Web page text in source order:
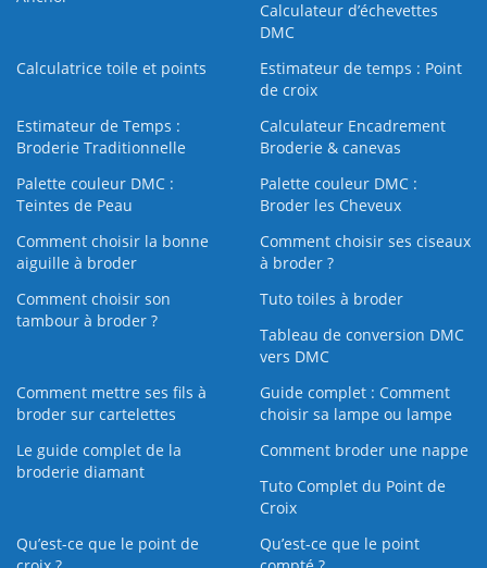
Calculateur d’échevettes
DMC
Calculatrice toile et points
Estimateur de temps : Point
de croix
Estimateur de Temps :
Broderie Traditionnelle
Calculateur Encadrement
Broderie & canevas
Palette couleur DMC :
Teintes de Peau
Palette couleur DMC :
Broder les Cheveux
Comment choisir la bonne
aiguille à broder
Comment choisir ses ciseaux
à broder ?
Comment choisir son
tambour à broder ?
Tuto toiles à broder
Tableau de conversion DMC
vers DMC
Comment mettre ses fils à
broder sur cartelettes
Guide complet : Comment
choisir sa lampe ou lampe
Le guide complet de la
broderie diamant
Comment broder une nappe
Tuto Complet du Point de
Croix
Qu’est-ce que le point de
Qu’est-ce que le point